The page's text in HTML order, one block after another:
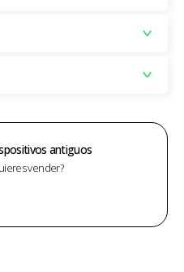
antiguos
vender?